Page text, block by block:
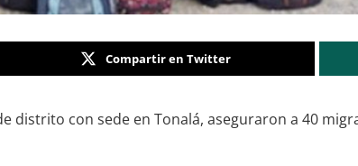
Compartir en Twitter
distrito con sede en Tonalá, aseguraron a 40